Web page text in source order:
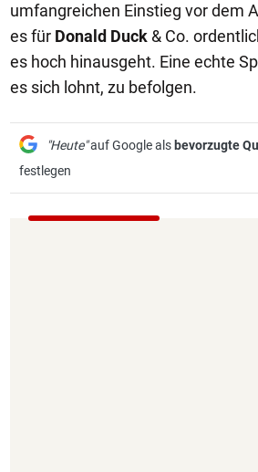
umfangreichen Einstieg vor dem
es für Donald Duck & Co.
es hoch hinausgeht. Eine echte
es sich lohnt, zu befolgen.
"Heute"auf Google als bevorzugte
festlegen